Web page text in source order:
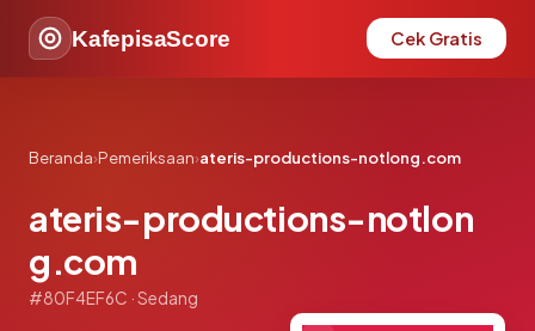
KafepisaScore Cek Gratis
Beranda›Pemeriksaan›ateris-productions-notlong.com
ateris-productions-notlon
g.com
#80F4EF6C · Sedang